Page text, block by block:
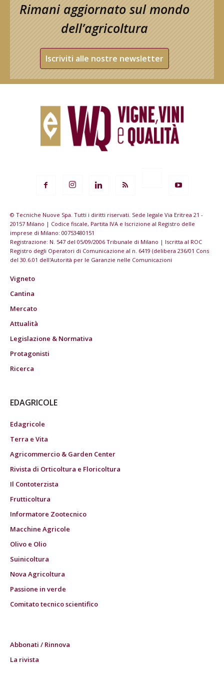
Rimani aggiornato sul mondo
dell’agricoltura
Iscriviti alle nostre newsletter
© Tecniche Nuove Spa. Tutti i diritti riservati. Sede legale Via Eritrea 21 -
20157 Milano | Codice fiscale, Partita IVA e Iscrizione al Registro delle
imprese di Milano: 00753480151
Registrazione: N. 547 del 05/09/2006 Tribunale di Milano | Iscritta al ROC
Registro degli Operatori di Comunicazione al n. 6419 (delibera 236/01 Cons
del 30.6.01 dell'Autorità per le Garanzie nelle Comunicazioni
Vigneto
Cantina
Mercato
Attualità
Legislazione & Normativa
Protagonisti
Ricerca
EDAGRICOLE
Edagricole
Terra e Vita
Agricommercio & Garden Center
Rivista di Orticoltura e Floricoltura
Il Contoterzista
Frutticoltura
Informatore Zootecnico
Macchine Agricole
Olivo e Olio
Suinicoltura
Nova Agricoltura
Passione in verde
Comitato tecnico scientifico
Abbonati / Rinnova
La rivista